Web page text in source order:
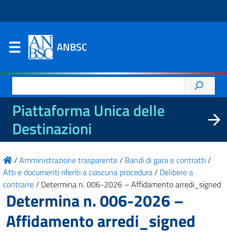
ANBSC
per:
Piattaforma Unica delle
Destinazioni
/Amministrazione trasparente/ Bandi di gara e contratti/
Atti e documenti riferiti a ciascuna procedura/ Delibere a
contrarre/ Determina n. 006-2026 – Affidamento arredi_signed
Determina n. 006-2026 –
Affidamento arredi_signed